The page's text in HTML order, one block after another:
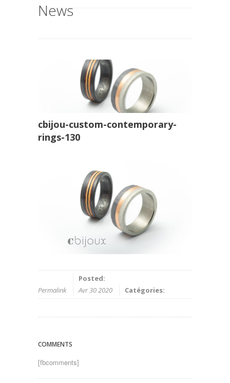
News
cbijou-custom-contemporary-
rings-130
Permalink
Posted:
Avr 30 2020
Catégories:
COMMENTS
[fbcomments]